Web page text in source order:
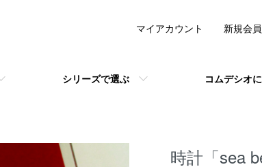
シリーズで選ぶ コムデシオ
マイアカウント 新規会
時計「sea